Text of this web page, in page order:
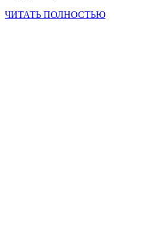
ЧИТАТЬ ПОЛНОСТЬЮ